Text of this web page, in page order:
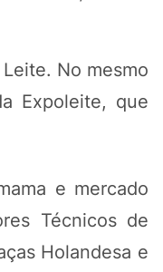
No mesmo
Expoleite, que
e mercado
Técnicos de
Holandesa e